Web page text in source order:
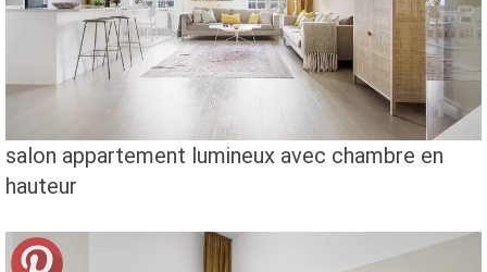
salon appartement lumineux avec chambre en
hauteur